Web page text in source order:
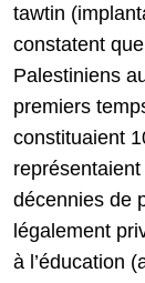
tawtin
constatent
Palestiniens
premiers
constituaient
décennies de
légalement
à l’éducation